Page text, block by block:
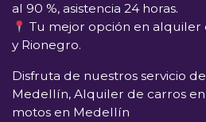
al 90 %, asistencia 24 horas.
Tu mejor opción en
y Rionegro.
Disfruta de nuestros servicio
Medellín, Alquiler de carros
motos en Medellín